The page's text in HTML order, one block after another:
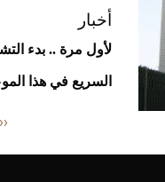
أخبار
لأول مرة .. بدء
السريع في هذا
‹‹